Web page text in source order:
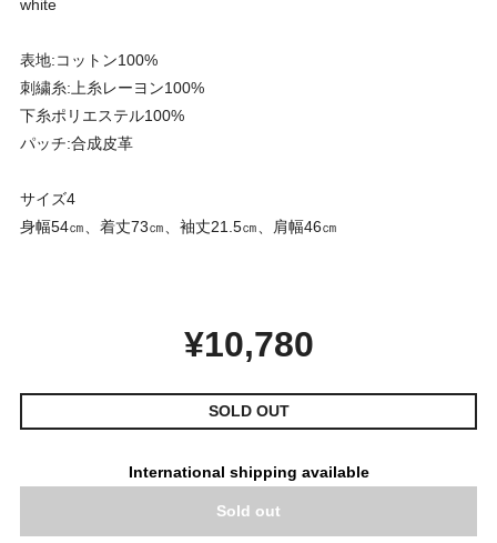
white
表地:コットン100%
刺繍糸:上糸レーヨン100%
下糸ポリエステル100%
パッチ:合成皮革
サイズ4
身幅54㎝、着丈73㎝、袖丈21.5㎝、肩幅46㎝
¥10,780
SOLD OUT
International shipping available
Sold out